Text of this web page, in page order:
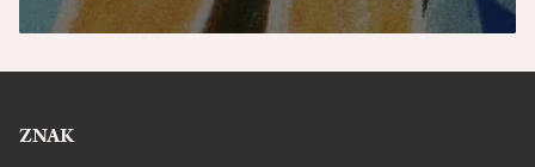
ZNAK